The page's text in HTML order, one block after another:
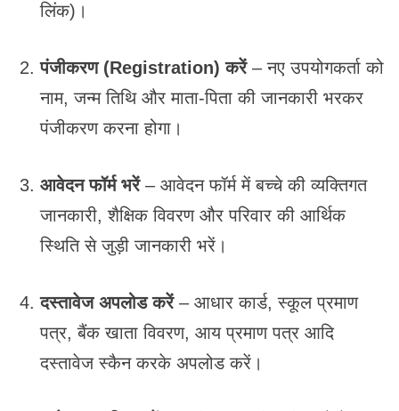
लिंक)।
पंजीकरण (Registration) करें– नए उपयोगकर्ता को
नाम, जन्म तिथि और माता-पिता की जानकारी भरकर
पंजीकरण करना होगा।
आवेदन फॉर्म भरें– आवेदन फॉर्म में बच्चे की व्यक्तिगत
जानकारी, शैक्षिक विवरण और परिवार की आर्थिक
स्थिति से जुड़ी जानकारी भरें।
दस्तावेज अपलोड करें– आधार कार्ड, स्कूल प्रमाण
पत्र, बैंक खाता विवरण, आय प्रमाण पत्र आदि
दस्तावेज स्कैन करके अपलोड करें।